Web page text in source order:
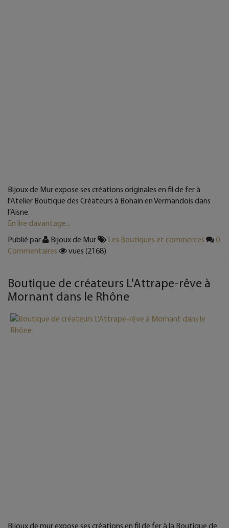
Bijoux de Mur expose ses créations originales en fil de fer à
l'Atelier Boutique des Créateurs à Bohain en Vermandois dans
l’Aisne.
En lire davantage...
Publié par
Bijoux de Mur Les Boutiques et commerces
0
Commentaires
vues (2168)
Boutique de créateurs L'Attrape-rêve à
Mornant dans le Rhône
Bijoux de mur expose ses créations en fil de fer à la Boutique de